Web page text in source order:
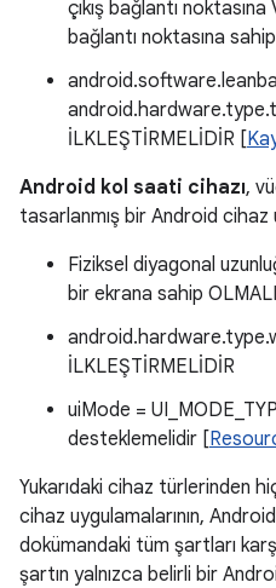
çıkış bağlantı
bağlantı noktasına
İLKLEŞTİRMELİDİR [
Android kol saati cihazı,
tasarlanmış bir Android cihaz
Fiziksel diyagonal
bir ekrana sahip
İLKLEŞTİRMELİDİR
uiMode =
desteklemelidir [
Yukarıdaki cihaz türlerinden
cihaz uygulamalarının,
dokümandaki tüm şartları
şartın yalnızca belirli bir